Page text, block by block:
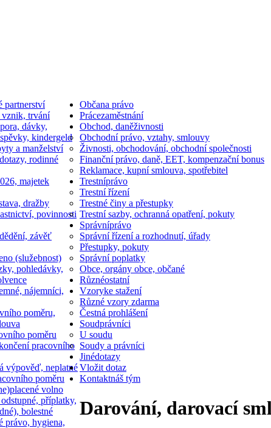
partnerství
trvání
dávky,
kindergeld
a manželství
rodinné
majetek
Občana právo
dražby
povinnosti
závěť
(služebnost)
pohledávky,
nájemníci,
Prácezaměstnání
poměru,
poměru
pracovního
výpověď, neplatné
poměru
volno
příplatky,
bolestné
Obchod, daněživnosti
Obchodní právo, vztahy, smlouvy
Živnosti, obchodování, obchodní společnosti
Finanční právo, daně, EET, kompenzační bonus
Reklamace, kupní smlouva, spotřebitel
Trestníprávo
Trestní řízení
Trestné činy a přestupky
Trestní sazby, ochranná opatření, pokuty
Správníprávo
Správní řízení a rozhodnutí, úřady
Přestupky, pokuty
Správní poplatky
Obce, orgány obce, občané
Různéostatní
právo, hygiena,
Vzoryke stažení
Různé vzory zdarma
Čestná prohlášení
Soudprávníci
U soudu
Soudy a právníci
Jinédotazy
Vložit dotaz
Kontaktnáš tým
Darování, darovací